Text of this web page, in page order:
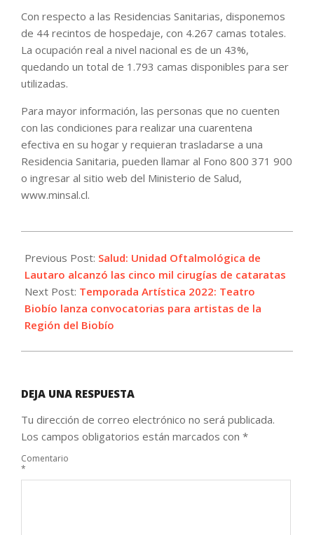
Con respecto a las Residencias Sanitarias, disponemos
de 44 recintos de hospedaje, con 4.267 camas totales.
La ocupación real a nivel nacional es de un 43%,
quedando un total de 1.793 camas disponibles para ser
utilizadas.
Para mayor información, las personas que no cuenten
con las condiciones para realizar una cuarentena
efectiva en su hogar y requieran trasladarse a una
Residencia Sanitaria, pueden llamar al Fono 800 371 900
o ingresar al sitio web del Ministerio de Salud,
www.minsal.cl.
02-
17
Previous Post: Salud: Unidad Oftalmológica de
Lautaro alcanzó las cinco mil cirugías de cataratas
Next Post: Temporada Artística 2022: Teatro
Biobío lanza convocatorias para artistas de la
Región del Biobío
DEJA UNA RESPUESTA
Tu dirección de correo electrónico no será publicada.
Los campos obligatorios están marcados con *
Comentario
*